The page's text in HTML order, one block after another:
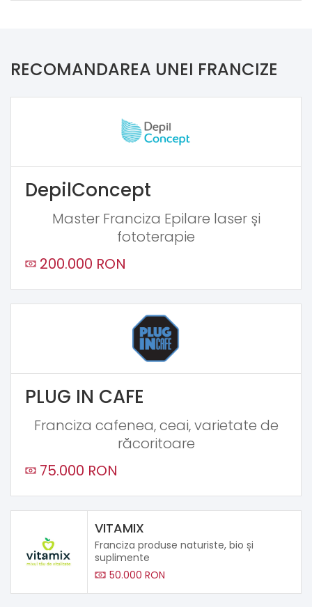
RECOMANDAREA UNEI FRANCIZE
DepilConcept
Master Franciza Epilare laser și
fototerapie
200.000 RON
PLUG IN CAFE
Franciza cafenea, ceai, varietate de
răcoritoare
75.000 RON
VITAMIX
Franciza produse naturiste, bio și
suplimente
50.000 RON